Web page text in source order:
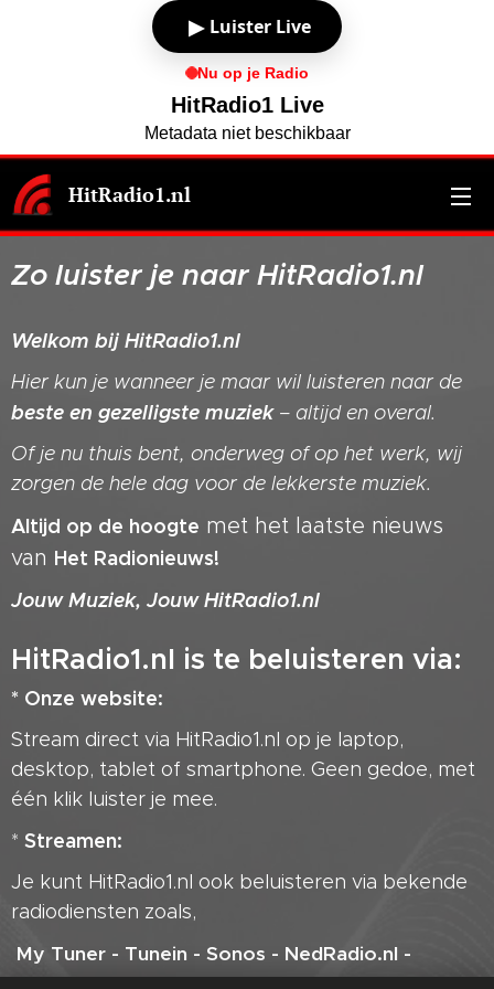
▶ Luister Live
Nu op je Radio
HitRadio1 Live
Metadata niet beschikbaar
HitRadio1.nl
Zo luister je naar HitRadio1.nl
Welkom bij HitRadio1.nl
Hier kun je wanneer je maar wil luisteren naar de
beste en gezelligste muziek– altijd en overal.
Of je nu thuis bent, onderweg of op het werk, wij
zorgen de hele dag voor de lekkerste muziek.
Altijd op de hoogte met het laatste nieuws
van Het Radionieuws!
Jouw Muziek, Jouw HitRadio1.nl
HitRadio1.nl is te beluisteren via:
* Onze website:
Stream direct via HitRadio1.nl op je laptop,
desktop, tablet of smartphone. Geen gedoe, met
één klik luister je mee.
* Streamen:
Je kunt HitRadio1.nl ook beluisteren via bekende
radiodiensten zoals,
My Tuner - Tunein - Sonos - NedRadio.nl -